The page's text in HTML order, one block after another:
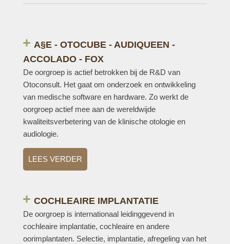
A§E - OTOCUBE - AUDIQUEEN -
ACCOLADO - FOX
De oorgroep is actief betrokken bij de R&D van
Otoconsult. Het gaat om onderzoek en ontwikkeling
van medische software en hardware. Zo werkt de
oorgroep actief mee aan de wereldwijde
kwaliteitsverbetering van de klinische otologie en
audiologie.
LEES VERDER
COCHLEAIRE IMPLANTATIE
De oorgroep is internationaal leidinggevend in
cochleaire implantatie, cochleaire en andere
oorimplantaten. Selectie, implantatie, afregeling van het